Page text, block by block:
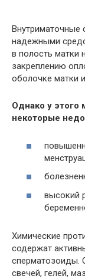
Внутриматочные
надежными
в полость матки
закреплению
оболочке матки
Однако у этого
некоторые
высокий
Химические
содержат
сперматозоиды.
свечей, гелей,